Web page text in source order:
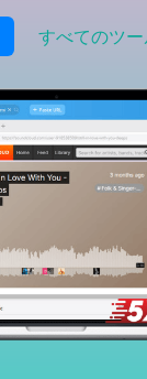
すべてのツ